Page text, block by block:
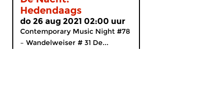
Hedendaags
do 26 aug 2021 02:00 uur
Contemporary Music Night #78
– Wandelweiser # 31 De...